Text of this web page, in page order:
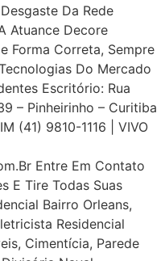
Da Rede
Atuance Decore
Forma Correta, Sempre
Do Mercado
Escritório: Rua
– Pinheirinho – Curitiba
(41) 9810-1116 | VIVO
Entre Em Contato
E Tire Todas Suas
Bairro Orleans,
Residencial
Cimentícia, Parede